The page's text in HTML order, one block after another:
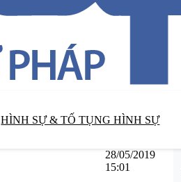
HÌNH SỰ & TỐ TỤNG HÌNH SỰ
28/05/2019
15:01